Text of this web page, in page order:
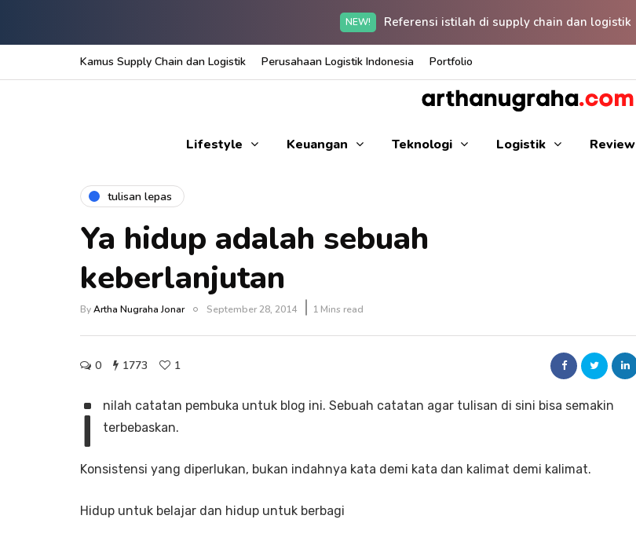
NEW! Referensi istilah di supply chain dan logistik
Kamus Supply Chain dan Logistik Perusahaan Logistik Indonesia Portfolio
Lifestyle Keuangan Teknologi Logistik Review
tulisan lepas
Ya hidup adalah sebuah
keberlanjutan
ByArtha Nugraha Jonar September 28, 2014 1 Mins read
0 1773 1
i
nilah catatan pembuka untuk blog ini. Sebuah catatan agar tulisan di sini bisa semakin
terbebaskan.
Konsistensi yang diperlukan, bukan indahnya kata demi kata dan kalimat demi kalimat.
Hidup untuk belajar dan hidup untuk berbagi